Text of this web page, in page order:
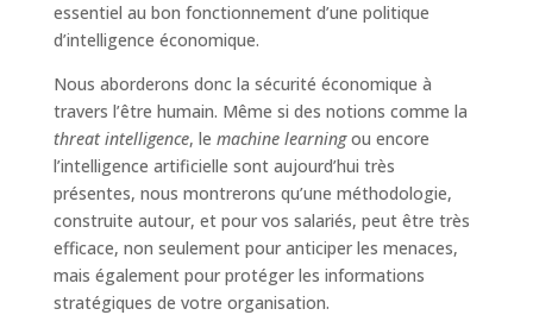
essentiel au bon fonctionnement d’une politique
d’intelligence économique.
Nous aborderons donc la sécurité économique à
travers l’être humain. Même si des notions comme la
threat intelligence, le machine learningou encore
l’intelligence artificielle sont aujourd’hui très
présentes, nous montrerons qu’une méthodologie,
construite autour, et pour vos salariés, peut être très
efficace, non seulement pour anticiper les menaces,
mais également pour protéger les informations
stratégiques de votre organisation.